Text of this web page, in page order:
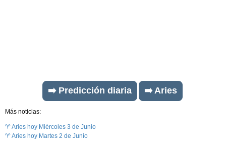
➡️ Predicción diaria ➡️ Aries
Más noticias:
♈ Aries hoy Miércoles 3 de Junio
♈ Aries hoy Martes 2 de Junio